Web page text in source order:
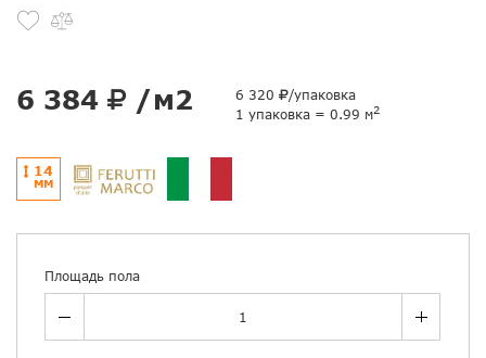
6 384 /м2 6 320
/упаковка
1 упаковка = 0.99 м2
14
ММ
Площадь пола